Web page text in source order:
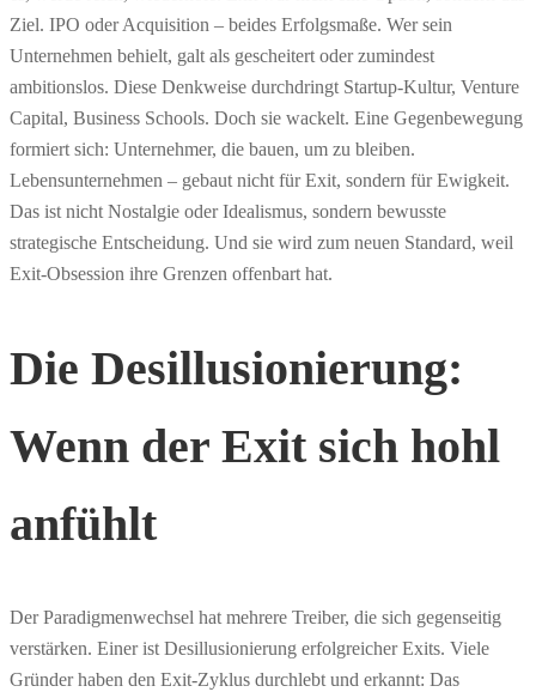
Ziel. IPO oder Acquisition – beides Erfolgsmaße. Wer sein
Unternehmen behielt, galt als gescheitert oder zumindest
ambitionslos. Diese Denkweise durchdringt Startup-Kultur, Venture
Capital, Business Schools. Doch sie wackelt. Eine Gegenbewegung
formiert sich: Unternehmer, die bauen, um zu bleiben.
Lebensunternehmen – gebaut nicht für Exit, sondern für Ewigkeit.
Das ist nicht Nostalgie oder Idealismus, sondern bewusste
strategische Entscheidung. Und sie wird zum neuen Standard, weil
Exit-Obsession ihre Grenzen offenbart hat.
Die Desillusionierung:
Wenn der Exit sich hohl
anfühlt
Der Paradigmenwechsel hat mehrere Treiber, die sich gegenseitig
verstärken. Einer ist Desillusionierung erfolgreicher Exits. Viele
Gründer haben den Exit-Zyklus durchlebt und erkannt: Das